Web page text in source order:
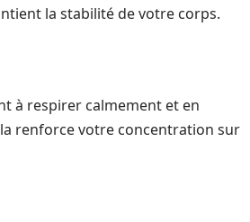
la stabilité de votre corps.
à respirer calmement et en
renforce votre concentration sur